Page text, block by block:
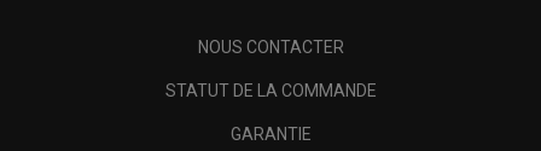
NOUS CONTACTER
STATUT DE LA COMMANDE
GARANTIE